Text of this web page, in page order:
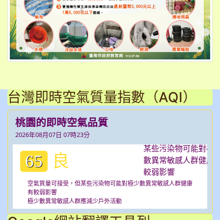
台灣即時空氣質量指數（AQI）
桃園的即時空氣品質
2026年08月07日 07時23分
65 良
空氣質量可接受，但某些污染物可能對極少數異常敏感人群健康
有較弱影響
極少數異常敏感人群應減少戶外活動